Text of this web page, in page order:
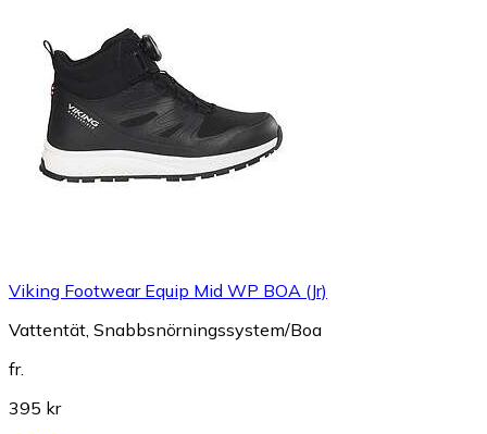
Viking Footwear Equip Mid WP BOA (Jr)
Vattentät, Snabbsnörningssystem/Boa
fr.
395 kr